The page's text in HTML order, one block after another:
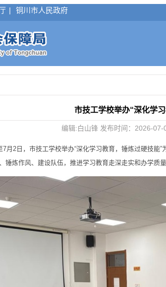
| 铜川市人民政府
市技工学校举办“深化学
编辑:白山锋 发布时间：2026-07-
日，市技工学校举办“深化学习教育，锤炼过硬技能”
锤炼作风、建设队伍，推进学习教育走深走实和办学质量